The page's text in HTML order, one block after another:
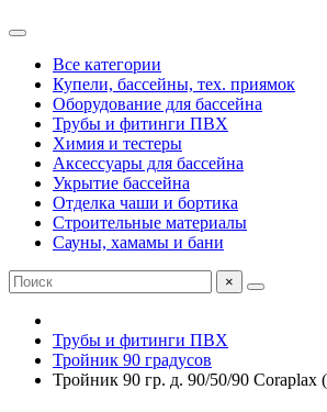
Все категории
Купели, бассейны, тех. приямок
Оборудование для бассейна
Трубы и фитинги ПВХ
Химия и тестеры
Аксессуары для бассейна
Укрытие бассейна
Отделка чаши и бортика
Строительные материалы
Сауны, хамамы и бани
×
Трубы и фитинги ПВХ
Тройник 90 градусов
Тройник 90 гр. д. 90/50/90 Coraplax